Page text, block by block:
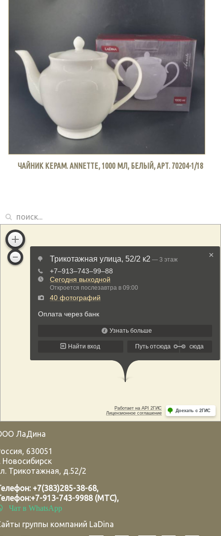
ЧАЙНИК КЕРАМ. ANNETTE, 1000 МЛ, БЕЛЫЙ, АРТ. 70204-1/18
ЛаДина
, 630051
Новосибирск
Трикотажная, д.52/2
+7(383)285-38-68,
+7-913-743-9988 (МТС),
Чат в WhatsApp
группы компаний LaDina